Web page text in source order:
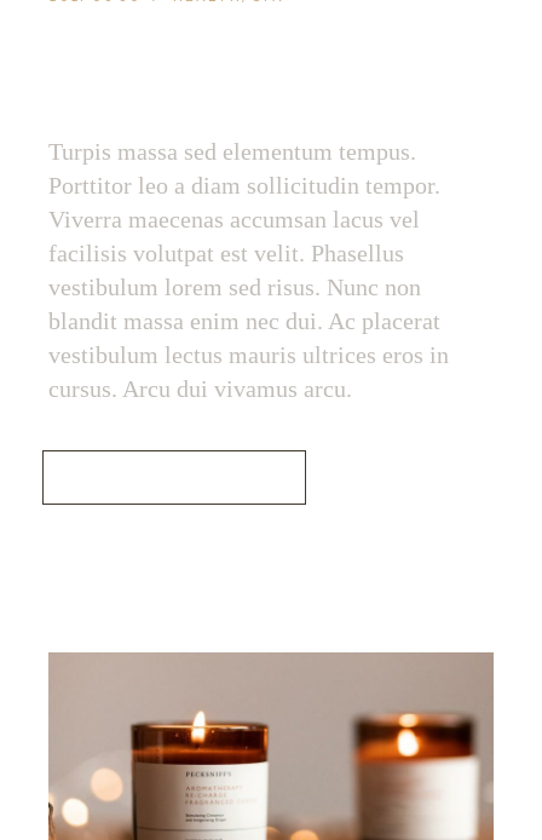
Turpis massa sed elementum tempus.
Porttitor leo a diam sollicitudin tempor.
Viverra maecenas accumsan lacus vel
facilisis volutpat est velit. Phasellus
vestibulum lorem sed risus. Nunc non
blandit massa enim nec dui. Ac placerat
vestibulum lectus mauris ultrices eros in
cursus. Arcu dui vivamus arcu.